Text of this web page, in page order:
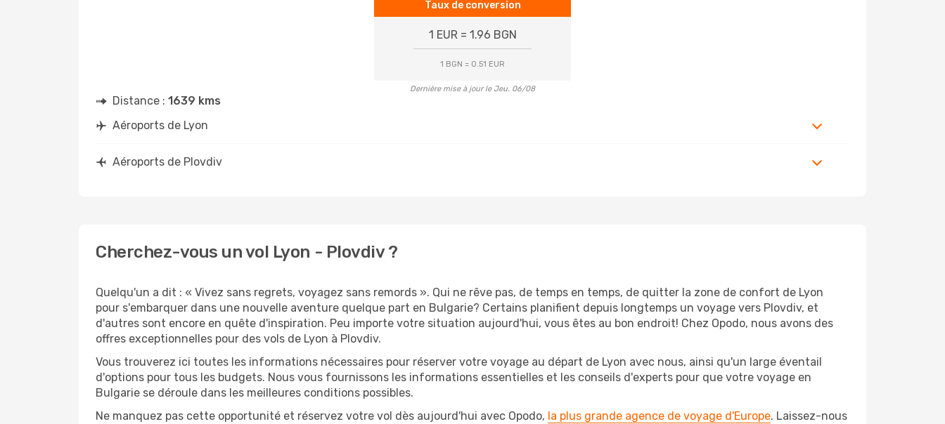
Taux de conversion
1 EUR = 1.96 BGN
1 BGN = 0.51 EUR
Dernière mise à jour le Jeu. 06/08
Distance : 1639 kms
Aéroports de Lyon
Aéroports de Plovdiv
Cherchez-vous un vol Lyon - Plovdiv ?
Quelqu'un a dit : « Vivez sans regrets, voyagez sans remords ». Qui ne rêve pas, de temps en temps, de quitter la zone de confort de Lyon
pour s'embarquer dans une nouvelle aventure quelque part en Bulgarie? Certains planifient depuis longtemps un voyage vers Plovdiv, et
d'autres sont encore en quête d'inspiration. Peu importe votre situation aujourd'hui, vous êtes au bon endroit! Chez Opodo, nous avons des
offres exceptionnelles pour des vols de Lyon à Plovdiv.
Vous trouverez ici toutes les informations nécessaires pour réserver votre voyage au départ de Lyon avec nous, ainsi qu'un large éventail
d'options pour tous les budgets. Nous vous fournissons les informations essentielles et les conseils d'experts pour que votre voyage en
Bulgarie se déroule dans les meilleures conditions possibles.
Ne manquez pas cette opportunité et réservez votre vol dès aujourd'hui avec Opodo, la plus grande agence de voyage d'Europe. Laissez-nous